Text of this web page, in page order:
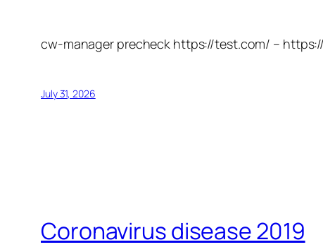
cw-manager precheck https://test.com/ –
July 31, 2026
Coronavirus disease 2019